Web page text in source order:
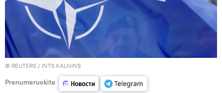
© REUTERS / INTS KALNINS
Prenumeruokite